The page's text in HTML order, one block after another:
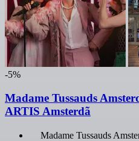
-5%
Madame Tussauds
ARTIS Amsterdã
Madame Tussauds